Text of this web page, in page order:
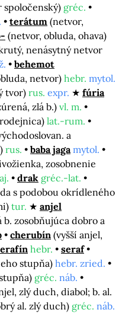
spoločenský) gréc.
terátum (netvor,
(netvor, obluda, ohava)
nenásytný netvor
behemot
netvor) hebr. mytol.
tvor) rus. expr.
fúria
zlá b.)vl. m.
lat.-rum.
a
rus. baba jaga mytol.
zosobnenie
drak gréc.-lat.
s podobou okrídleného
tur.
anjel
zosobňujúca dobro a
cherubín (vyšší anjel,
hebr.
seraf
stupňa)hebr. zried.
gréc. náb.
zlý duch, diabol; b. al.
al. zlý duch) gréc. náb.